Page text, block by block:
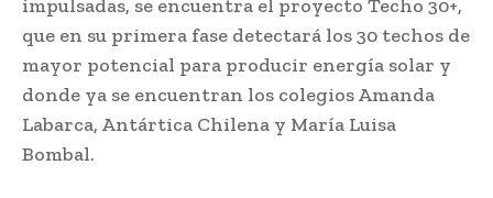
impulsadas, se encuentra el proyecto Techo 30+,
que en su primera fase detectará los 30 techos de
mayor potencial para producir energía solar y
donde ya se encuentran los colegios Amanda
Labarca, Antártica Chilena y María Luisa
Bombal.